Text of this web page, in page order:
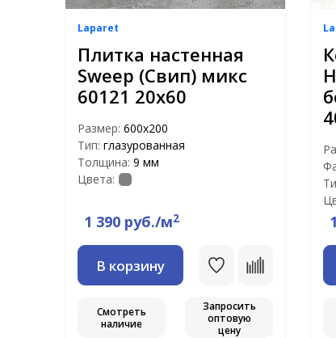
Laparet
Плитка настенная
Sweep (Свип) микс
60121 20х60
Размер: 600х200
Тип: глазурованная
Толщина: 9 мм
Цвета:
1 390 руб./м2
В корзину
Смотреть
наличие
Запросить
оптовую
цену